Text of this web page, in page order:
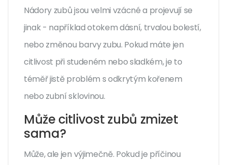
Nádory zubů jsou velmi vzácné a projevují se
jinak - například otokem dásní, trvalou bolestí,
nebo změnou barvy zubu. Pokud máte jen
citlivost při studeném nebo sladkém, je to
téměř jistě problém s odkrytým kořenem
nebo zubní sklovinou.
Může citlivost zubů zmizet
sama?
Může, ale jen výjimečně. Pokud je příčinou